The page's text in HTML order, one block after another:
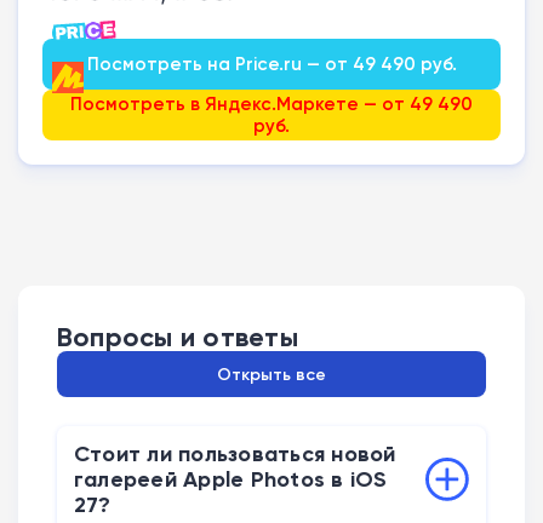
Посмотреть на Price.ru — от 49 490 руб.
Посмотреть в Яндекс.Маркете — от 49 490
руб.
Вопросы и ответы
Открыть все
Стоит ли пользоваться новой
галереей Apple Photos в iOS
27?